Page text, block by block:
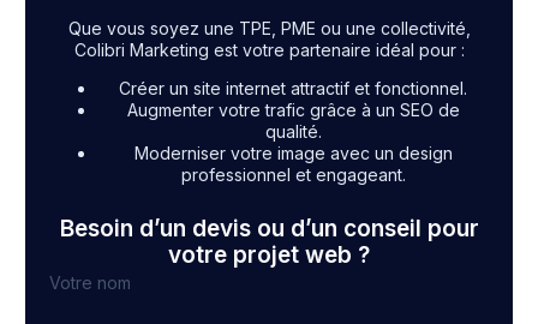
Que vous soyez une TPE, PME ou une collectivité,
Colibri Marketing est votre partenaire idéal pour :
Créer un site internet attractif et fonctionnel.
Augmenter votre trafic grâce à un SEO de
qualité.
Moderniser votre image avec un design
professionnel et engageant.
Besoin d’un devis ou d’un conseil pour
votre projet web ?
Votre nom